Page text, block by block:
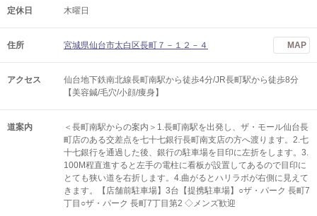
定休日 木曜日
住所 宮城県仙台市太白区長町７－１２－４ MAP
アクセス
仙台地下鉄南北線長町南駅から徒歩4分/JR長町駅から徒歩8分
【美容鍼/毛穴/小顔/痩身】
道案内
＜長町南駅からの案内＞1.長町南駅を出発し、ザ・モール仙台長
町店のある交差点を七十七銀行長町南支店の方へ渡ります。2.七
十七銀行を通過した後、銀行の駐車場を目印に左折をします。3.
100M程直進すると左手の電柱に看板が設置してあるので目印に
とても狭い道を右折します。4.曲がるとハリラボが右側に見えて
きます。【店舗前駐車場】3台【提携駐車場】○ザ・パーク 長町7
丁目○ザ・パーク 長町7丁目第2 ◇メンズ歓迎